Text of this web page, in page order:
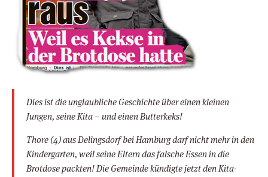
Dies ist die unglaubliche Geschichte über einen kleinen
Jungen, seine Kita – und einen Butterkeks!
Thore (4) aus Delingsdorf bei Hamburg darf nicht mehr in den
Kindergarten, weil seine Eltern das falsche Essen in die
Brotdose packten! Die Gemeinde kündigte jetzt den Kita-